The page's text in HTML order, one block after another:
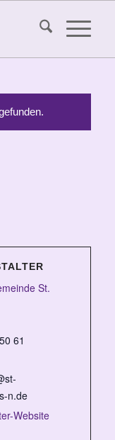
St.
61
n.de
Website